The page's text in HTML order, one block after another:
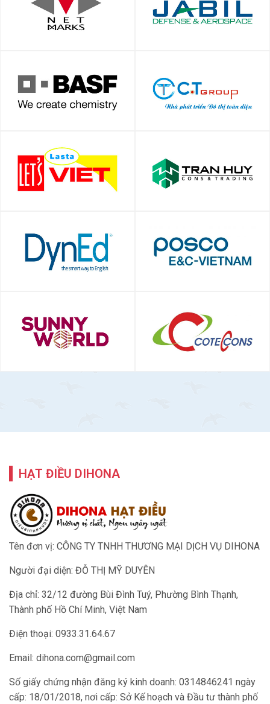
HẠT ĐIỀU DIHONA
Tên đơn vị: CÔNG TY TNHH THƯƠNG MẠI DỊCH VỤ DIHONA
Người đại diện: ĐỖ THỊ MỸ DUYÊN
Địa chỉ: 32/12 đường Bùi Đình Tuý, Phường Bình Thạnh,
Thành phố Hồ Chí Minh, Việt Nam
Điện thoại: 0933.31.64.67
Email: dihona.com@gmail.com
Số giấy chứng nhận đăng ký kinh doanh: 0314846241 ngày
cấp: 18/01/2018, nơi cấp: Sở Kế hoạch và Đầu tư thành phố